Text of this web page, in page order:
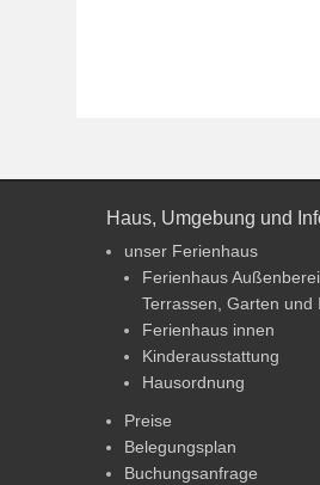
Haus, Umgebung und
unser Ferienhaus
Ferienhaus
Terrassen, Garten und
Ferienhaus innen
Kinderausstattung
Hausordnung
Preise
Belegungsplan
Buchungsanfrage